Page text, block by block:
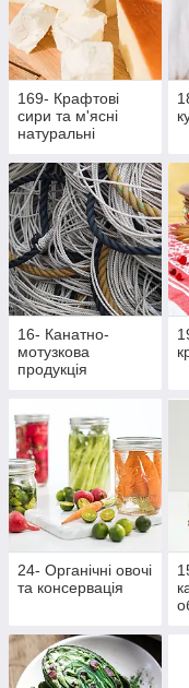
169- Крафтові
сири та м'ясні
натуральні
16- Канатно-
мотузкова
продукція
24- Органічні овочі
та консервація